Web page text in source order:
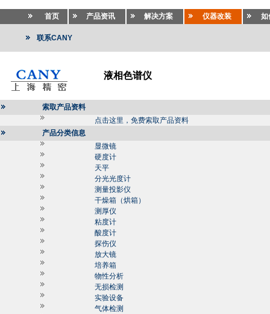
首页 产品资讯 解决方案 仪器改装 如
联系CANY
液相色谱仪
索取产品资料
点击这里，免费索取产品资料
产品分类信息
显微镜
硬度计
天平
分光光度计
测量投影仪
干燥箱（烘箱）
测厚仪
粘度计
酸度计
探伤仪
放大镜
培养箱
物性分析
无损检测
实验设备
气体检测